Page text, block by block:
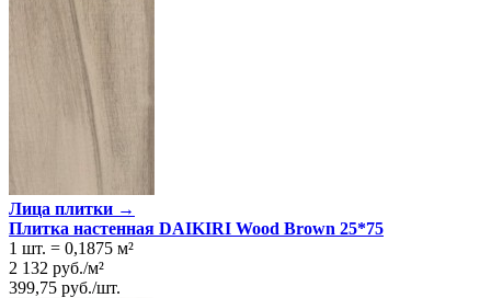
Лица плитки →
Плитка настенная DAIKIRI Wood Brown 25*75
1 шт. = 0,1875 м²
2 132 руб./м²
399,75 руб./шт.